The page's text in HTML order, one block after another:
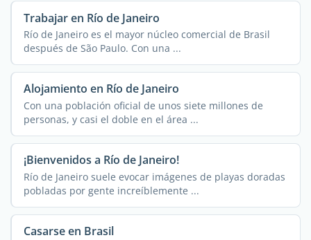
Trabajar en Río de Janeiro
Río de Janeiro es el mayor núcleo comercial de Brasil
después de São Paulo. Con una ...
Alojamiento en Río de Janeiro
Con una población oficial de unos siete millones de
personas, y casi el doble en el área ...
¡Bienvenidos a Río de Janeiro!
Río de Janeiro suele evocar imágenes de playas doradas
pobladas por gente increíblemente ...
Casarse en Brasil